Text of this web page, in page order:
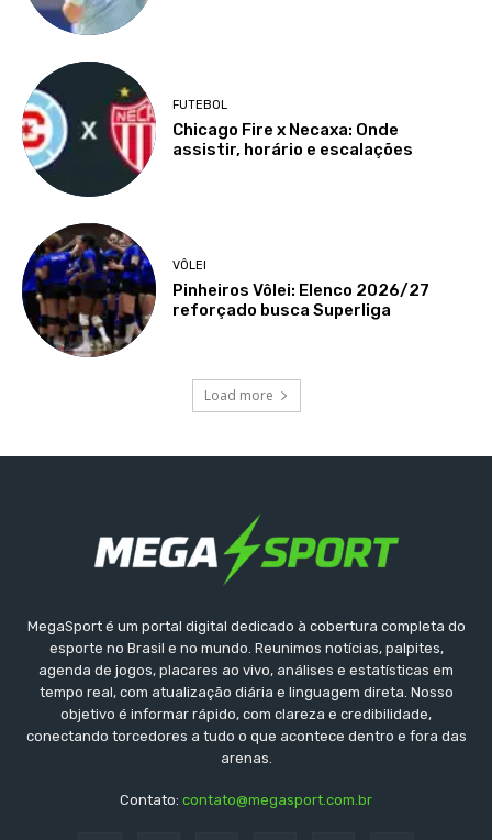
FUTEBOL
Chicago Fire x Necaxa: Onde
assistir, horário e escalações
VÔLEI
Pinheiros Vôlei: Elenco 2026/27
reforçado busca Superliga
Load more
MegaSport é um portal digital dedicado à cobertura completa do
esporte no Brasil e no mundo. Reunimos notícias, palpites,
agenda de jogos, placares ao vivo, análises e estatísticas em
tempo real, com atualização diária e linguagem direta. Nosso
objetivo é informar rápido, com clareza e credibilidade,
conectando torcedores a tudo o que acontece dentro e fora das
arenas.
Contato: contato@megasport.com.br